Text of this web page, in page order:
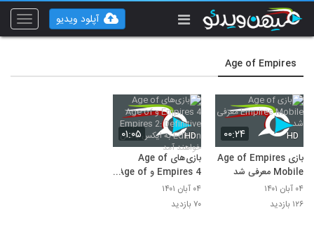
Toggle
آپلود ویدیو
Age of Empires
۰۰:۲۴ HD
بازی Age of Empires
Mobile معرفی شد
۰۴ آبان ۱۴۰۱
۱۲۶ بازدید
۰۱:۰۵ HD
بازی‌های Age of
Empires 4 و Age of
Empires 2:
۰۴ آبان ۱۴۰۱
۷۰ بازدید